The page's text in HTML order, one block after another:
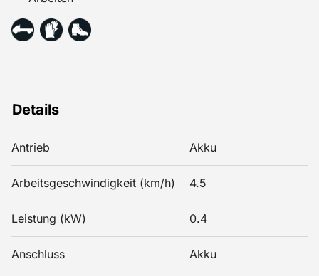
Details
Antrieb Akku
Arbeitsgeschwindigkeit (km/h) 4.5
Leistung (kW) 0.4
Anschluss Akku